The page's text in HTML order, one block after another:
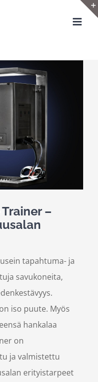
–
tapahtuma- ja
savukoneita,
iso puute. Myös
hankalaa
on
ja valmistettu
erityistarpeet